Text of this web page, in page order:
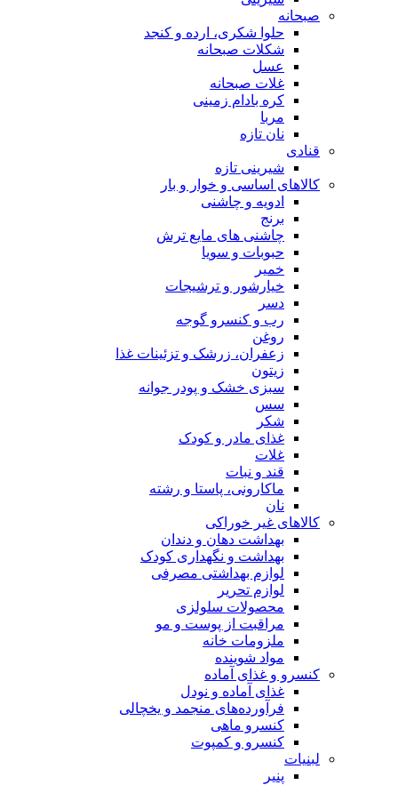
صبحانه
حلوا شکری، ارده و کنجد
شکلات صبحانه
عسل
غلات صبحانه
کره بادام زمینی
مربا
نان تازه
قنادی
شیرینی تازه
کالاهای اساسی و خوار و بار
ادویه و چاشنی
برنج
چاشنی های مایع ترش
حبوبات و سویا
خمیر
خیارشور و ترشیجات
دسر
رب و کنسرو گوجه
روغن
زعفران، زرشک و تزئینات غذا
زیتون
سبزی خشک و پودر جوانه
سس
شکر
غذای مادر و کودک
غلات
قند و نبات
ماکارونی، پاستا و رشته
نان
کالاهای غیر خوراکی
بهداشت دهان و دندان
بهداشت و نگهداری کودک
لوازم بهداشتی مصرفی
لوازم تحریر
محصولات سلولزی
مراقبت از پوست و مو
ملزومات خانه
مواد شوینده
کنسرو و غذای آماده
غذای آماده و نودل
فرآورده‌های منجمد و یخچالی
کنسرو ماهی
کنسرو و کمپوت
لبنیات
پنیر